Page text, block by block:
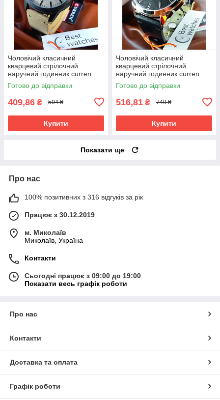
Чоловічий класичний
кварцевий стрілочний
наручний годинник curren
8386 LBG.
Готово до відправки
409,86 ₴ 594 ₴
Купити
Чоловічий класичний
кварцевий стрілочний
наручний годинник curren
8386 BGG.
Готово до відправки
516,81 ₴ 749 ₴
Купити
Показати ще
Про нас
100% позитивних з 316 відгуків за рік
Працює з 30.12.2019
м. Миколаїв
Миколаїв, Україна
Контакти
Сьогодні працює з 09:00 до 19:00
Показати весь графік роботи
Про нас
Контакти
Доставка та оплата
Графік роботи